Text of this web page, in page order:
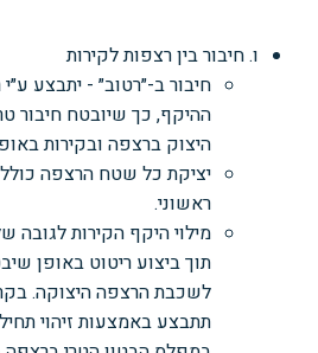
ו. חיבור בין רצפות לקירות
חיבור ב-״רטוב״ - יתבצע
ההיקף, כך שיובטח חיבור
היצוק ברצפה ובקירות
יציקת כל שטח הרצפה כולל
ראשוני.
תוך ביצוע ריטוט באופן
לשכבת הרצפה היצוקה.
תתבצע באמצעות זיהוי